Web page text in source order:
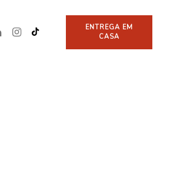
ENTREGA EM
CASA